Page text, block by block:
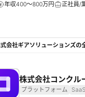
年収400～800万円 正社員/
会社ギアソリューションズの
株式会社コンクル
プラットフォーム SaaS